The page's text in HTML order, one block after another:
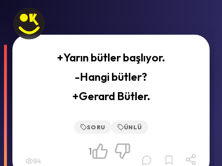
+Yarın bütler başlıyor.
-Hangi bütler?
+Gerard Bütler.
SORU ÜNLÜ
84
1